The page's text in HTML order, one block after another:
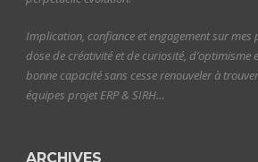
Implication, confiance et engagement sur mes
dose de créativité et de curiosité, d’optimisme
bonne capacité sans cesse renouveler à
équipes projet ERP & SIRH…
ARCHIVES